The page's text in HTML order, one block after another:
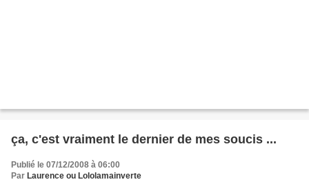
ça, c'est vraiment le dernier de mes soucis ...
Publié le 07/12/2008 à 06:00
Par Laurence ou Lololamainverte